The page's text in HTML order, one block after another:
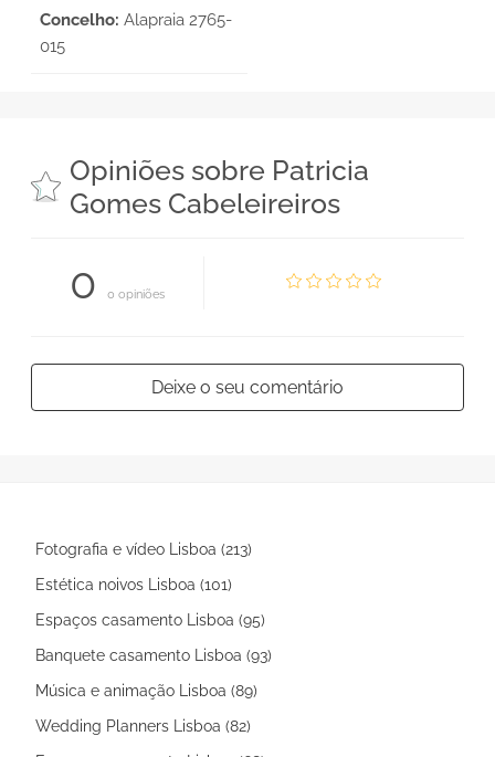
Concelho: Alapraia 2765-
015
Opiniões sobre Patricia
Gomes Cabeleireiros
0 0 opiniões
Deixe o seu comentário
Fotografia e vídeo Lisboa (213)
Estética noivos Lisboa (101)
Espaços casamento Lisboa (95)
Banquete casamento Lisboa (93)
Música e animação Lisboa (89)
Wedding Planners Lisboa (82)